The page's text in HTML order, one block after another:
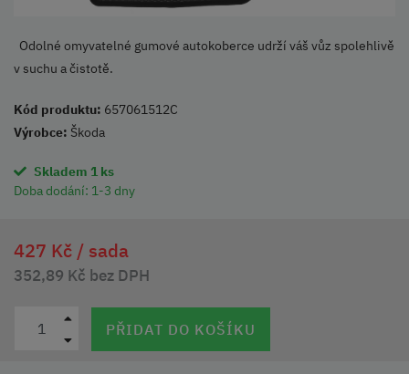
Odolné omyvatelné gumové autokoberce udrží váš vůz spolehlivě
v suchu a čistotě.
Kód produktu: 657061512C
Výrobce: Škoda
Skladem 1 ks
Doba dodání: 1-3 dny
427 Kč / sada
352,89 Kč bez DPH
PŘIDAT DO KOŠÍKU